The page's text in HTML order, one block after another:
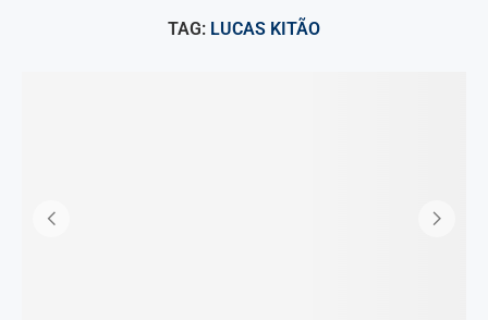
TAG: LUCAS KITÃO